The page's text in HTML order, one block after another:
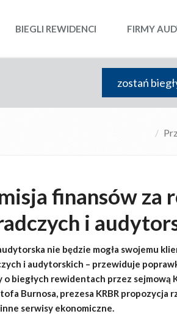
BIEGLI REWIDENCI FIRMY
zostań
finansów za
i
nie będzie mogła swojemu
i audytorskich – przewiduje
o biegłych rewidentach przez sejmową
Burnosa, prezesa KRBR propozycja
serwisy ekonomiczne.